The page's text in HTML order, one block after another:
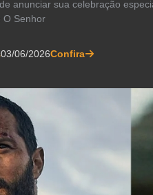
anunciar sua celebração
O Senhor
03/06/2026Confira